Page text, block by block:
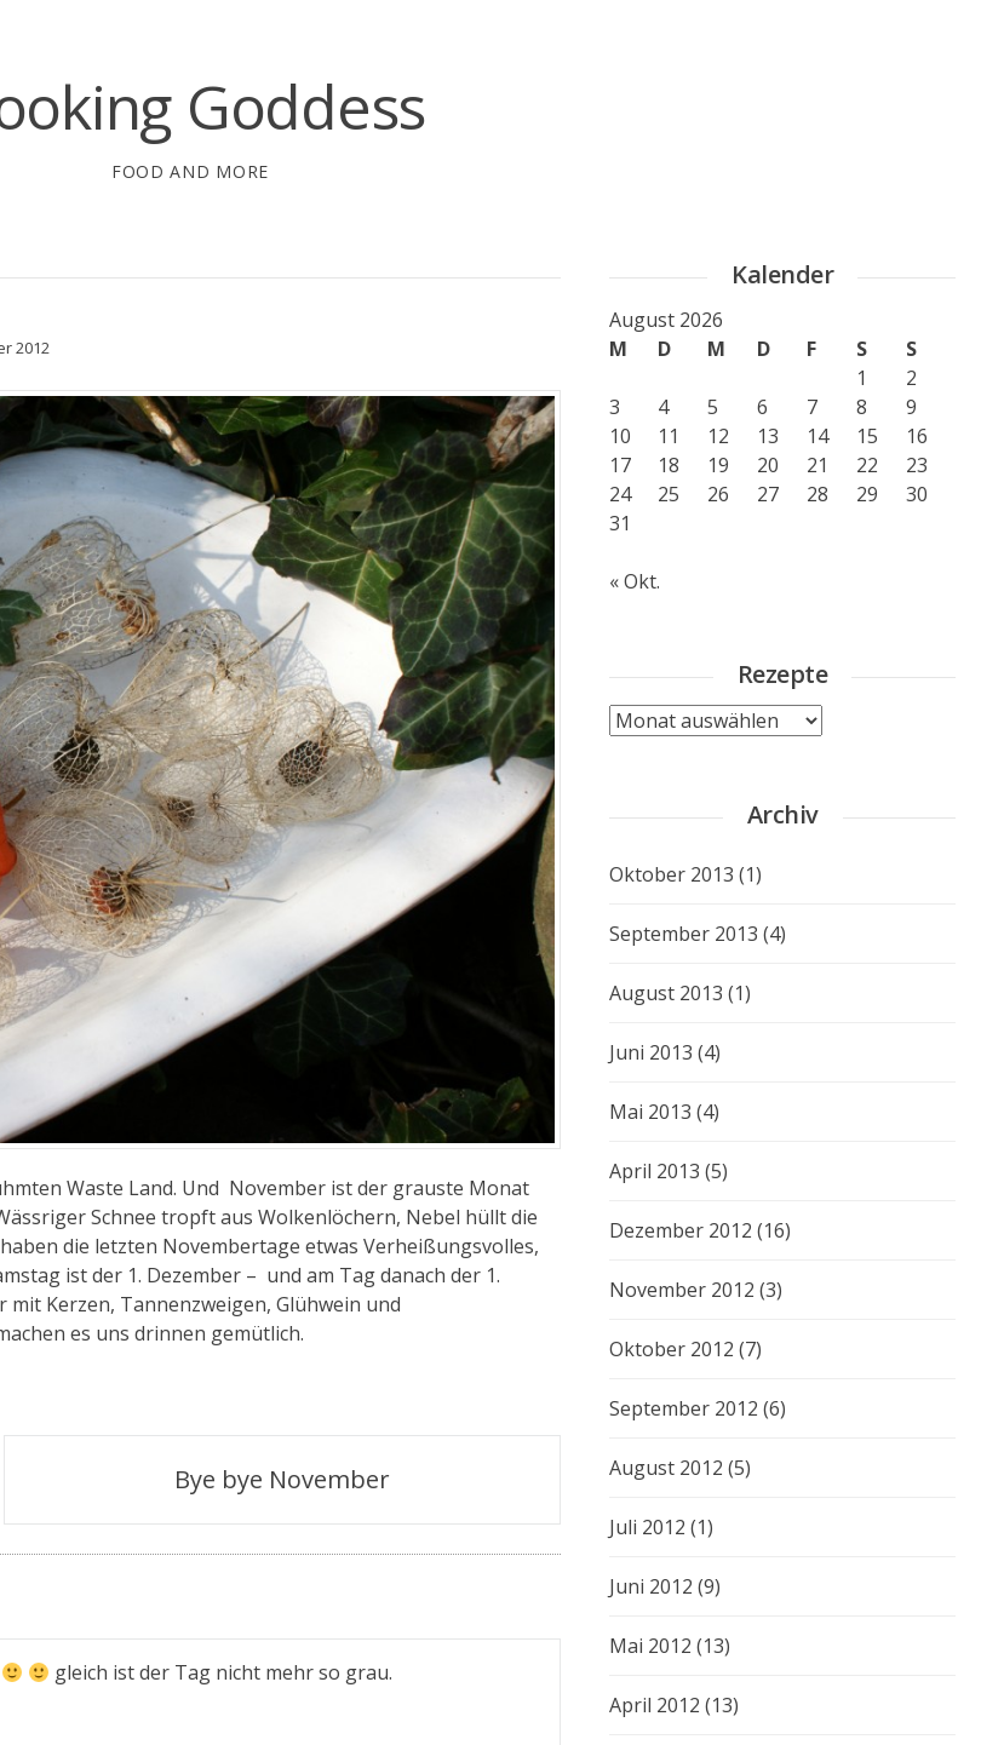
Goddess
FOOD AND MORE
2012
Waste Land. Und November ist der grauste Monat
Schnee tropft aus Wolkenlöchern, Nebel hüllt die
die letzten Novembertage etwas Verheißungsvolles,
ist der 1. Dezember – und am Tag danach der 1.
Kerzen, Tannenzweigen, Glühwein und
es uns drinnen gemütlich.
Bye bye November
gleich ist der Tag nicht mehr so grau.
Kalender
August 2026
M
D M D F S
S
1
2
3
4 5 6 7 8
9
10
11 12 13 14 15
16
17
18 19 20 21 22
23
24
25 26 27 28 29
30
31
« Okt.
Rezepte
Rezepte
Archiv
Oktober 2013 (1)
September 2013 (4)
August 2013 (1)
Juni 2013 (4)
Mai 2013 (4)
April 2013 (5)
Dezember 2012 (16)
November 2012 (3)
Oktober 2012 (7)
September 2012 (6)
August 2012 (5)
Juli 2012 (1)
Juni 2012 (9)
Mai 2012 (13)
April 2012 (13)